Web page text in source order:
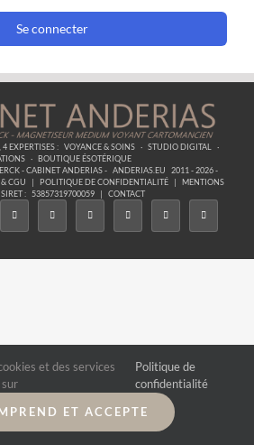
Se connecter
EXPERTISES : VOYANCE & SOINS · STUDIO DIGITAL
·
· BOUTIQUE ÉSOTÉRIQUE
- CABINET ANDERIAS - ANDERIAS.EU
2011 - 2026 -
CGU | POLITIQUE DE CONFIDENTIALITÉ |
MENTIONS
: 53857319700059 | CONTACT
et des services
Politique de
confidentialité
ET ACCEPTE